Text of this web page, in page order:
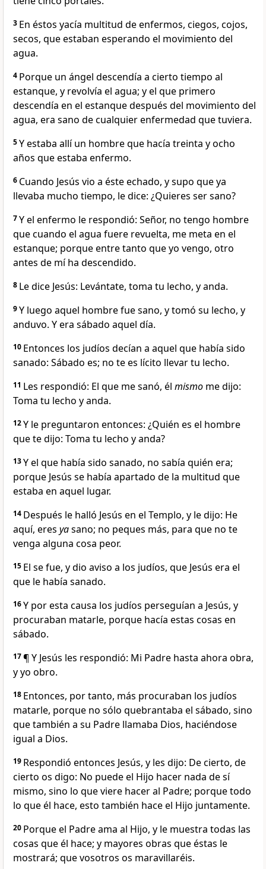
3 En éstos yacía multitud de enfermos, ciegos, cojos,
secos, que estaban esperando el movimiento del
agua.
4 Porque un ángel descendía a cierto tiempo al
estanque, y revolvía el agua; y el que primero
descendía en el estanque después del movimiento del
agua, era sano de cualquier enfermedad que tuviera.
5Y estaba allí un hombre que hacía treinta y ocho
años que estaba enfermo.
6 Cuando Jesús vio a éste echado, y supo que ya
llevaba mucho tiempo, le dice: ¿Quieres ser sano?
7Y el enfermo le respondió: Señor, no tengo hombre
que cuando el agua fuere revuelta, me meta en el
estanque; porque entre tanto que yo vengo, otro
antes de mí ha descendido.
8 Le dice Jesús: Levántate, toma tu lecho, y anda.
9Y luego aquel hombre fue sano, y tomó su lecho, y
anduvo. Y era sábado aquel día.
10 Entonces los judíos decían a aquel que había sido
sanado: Sábado es; no te es lícito llevar tu lecho.
11 Les respondió: El que me sanó, él mismo me dijo:
Toma tu lecho y anda.
12Y le preguntaron entonces: ¿Quién es el hombre
que te dijo: Toma tu lecho y anda?
13Y el que había sido sanado, no sabía quién era;
porque Jesús se había apartado de la multitud que
estaba en aquel lugar.
14 Después le halló Jesús en el Templo, y le dijo: He
aquí, eres yasano; no peques más, para que no te
venga alguna cosa peor.
15 El se fue, y dio aviso a los judíos, que Jesús era el
que le había sanado.
16Y por esta causa los judíos perseguían a Jesús, y
procuraban matarle, porque hacía estas cosas en
sábado.
17¶ Y Jesús les respondió: Mi Padre hasta ahora obra,
y yo obro.
18 Entonces, por tanto, más procuraban los judíos
matarle, porque no sólo quebrantaba el sábado, sino
que también a su Padre llamaba Dios, haciéndose
igual a Dios.
19 Respondió entonces Jesús, y les dijo: De cierto, de
cierto os digo: No puede el Hijo hacer nada de sí
mismo, sino lo que viere hacer al Padre; porque todo
lo que él hace, esto también hace el Hijo juntamente.
20 Porque el Padre ama al Hijo, y le muestra todas las
cosas que él hace; y mayores obras que éstas le
mostrará; que vosotros os maravillaréis.